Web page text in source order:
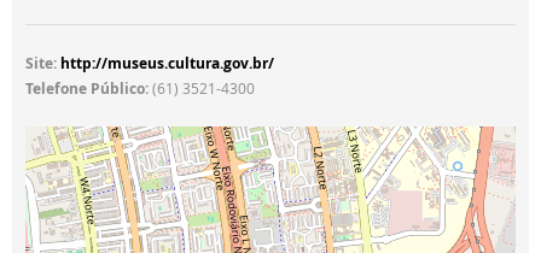
Site: http://museus.cultura.gov.br/
Telefone Público: (61) 3521-4300